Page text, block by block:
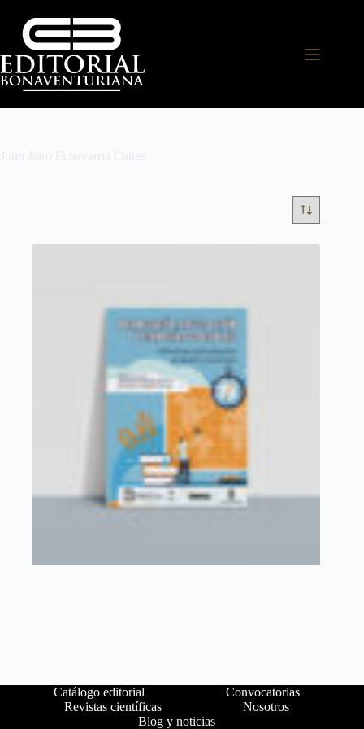
John Jairo Echavarría Cañas
Catálogo editorial
Convocatorias
Revistas científicas
Nosotros
Blog y noticias